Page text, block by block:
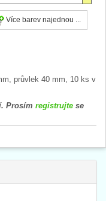
Více barev najednou ...
průvlek 40 mm, 10 ks v
Prosím registrujte se